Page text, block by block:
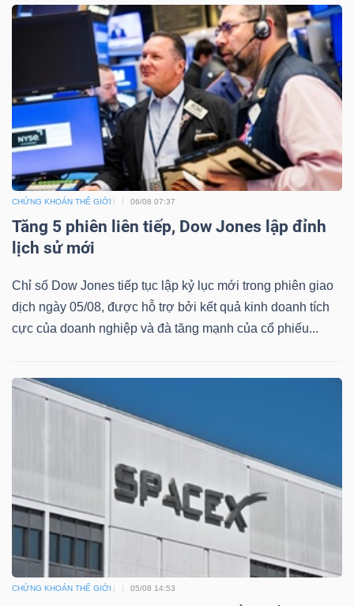
CHỨNG KHOÁN THẾ GIỚI 06/08 07:37
Tăng 5 phiên liên tiếp, Dow Jones lập đỉnh
lịch sử mới
Chỉ số Dow Jones tiếp tục lập kỷ lục mới trong phiên giao
dịch ngày 05/08, được hỗ trợ bởi kết quả kinh doanh tích
cực của doanh nghiệp và đà tăng mạnh của cổ phiếu...
CHỨNG KHOÁN THẾ GIỚI 05/08 14:53